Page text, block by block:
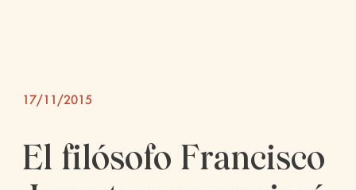
17/11/2015
El filósofo Francisco